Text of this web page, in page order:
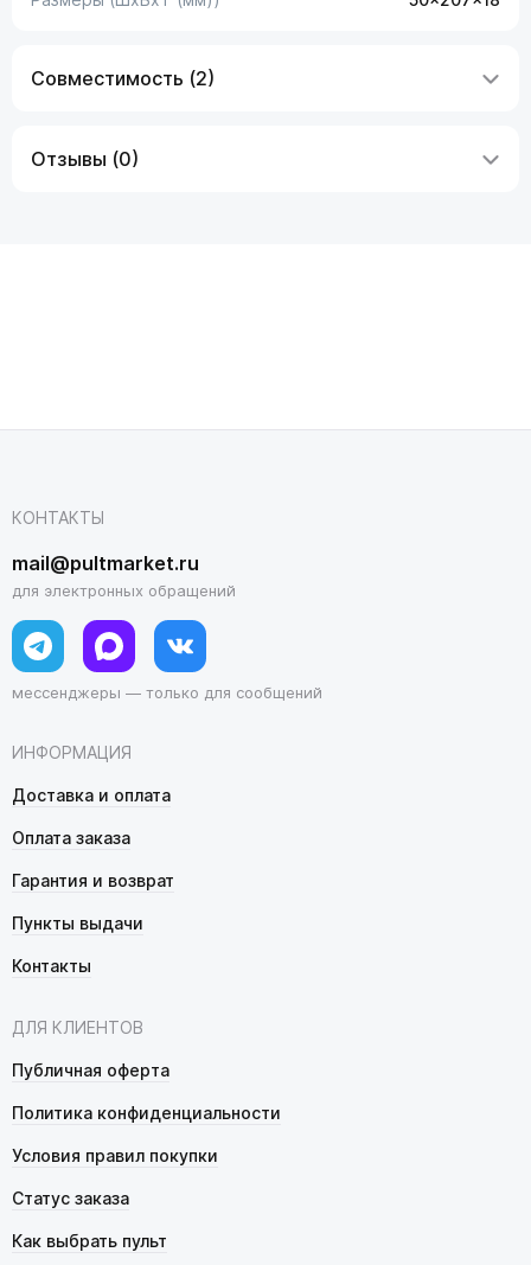
Совместимость (2)
Отзывы (0)
ИНФОРМАЦИЯ
Доставка и оплата
Оплата заказа
Гарантия и возврат
Пункты выдачи
Контакты
ДЛЯ КЛИЕНТОВ
Публичная оферта
Политика конфиденциальности
Условия правил покупки
Статус заказа
Как выбрать пульт
КОНТАКТЫ
mail@pultmarket.ru
для электронных обращений
мессенджеры — только для сообщений